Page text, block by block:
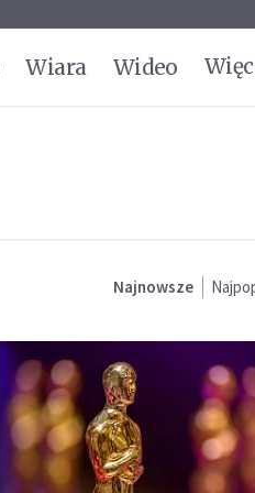
Wiara Wideo
Najnowsze